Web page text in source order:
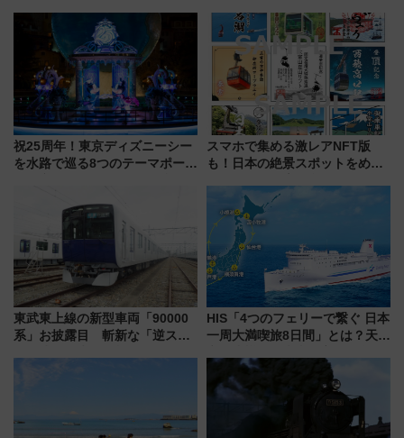
は2026年で引退
アひまわり園」開園
祝25周年！東京ディズニーシー
を水路で巡る8つのテーマポート
スマホで集める激レアNFT版
も！日本の絶景スポットをめぐ
ん)」企画がスタート
東武東上線の新型車両「90000
系」お披露目 斬新な「逆スラ
放的な車内空間に注目、デビュ
HIS「4つのフェリーで繋ぐ 日本
一周大満喫旅8日間」とは？天橋
の絶景＆限定グルメを網羅！煩
雑な手続きも不要でお手軽に楽
しめるプランが登場